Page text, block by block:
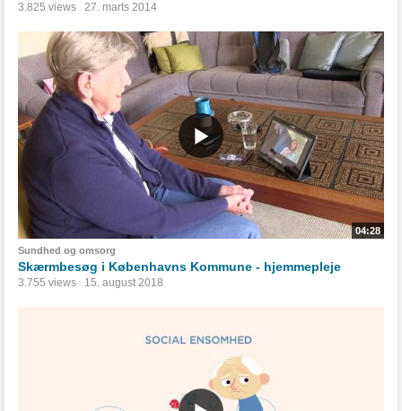
3.825 views 27. marts 2014
04:28
Sundhed og omsorg
Skærmbesøg i Københavns Kommune - hjemmepleje
3.755 views 15. august 2018